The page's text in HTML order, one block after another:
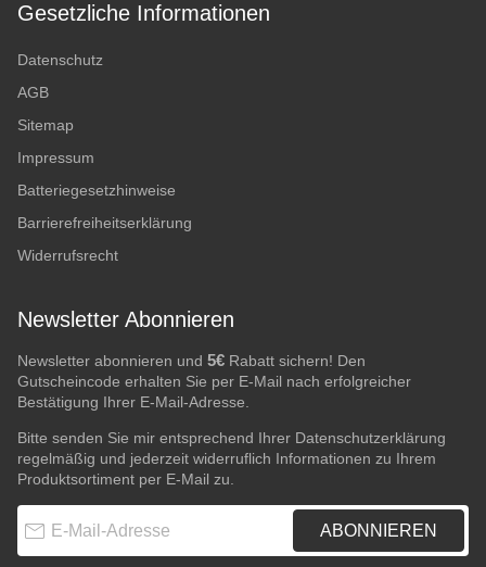
Gesetzliche Informationen
Datenschutz
AGB
Sitemap
Impressum
Batteriegesetzhinweise
Barrierefreiheitserklärung
Widerrufsrecht
Newsletter Abonnieren
Newsletter abonnieren und 5€ Rabatt sichern! Den
Gutscheincode erhalten Sie per E-Mail nach erfolgreicher
Bestätigung Ihrer E-Mail-Adresse.
Bitte senden Sie mir entsprechend Ihrer Datenschutzerklärung
regelmäßig und jederzeit widerruflich Informationen zu Ihrem
Produktsortiment per E-Mail zu.
ABONNIEREN